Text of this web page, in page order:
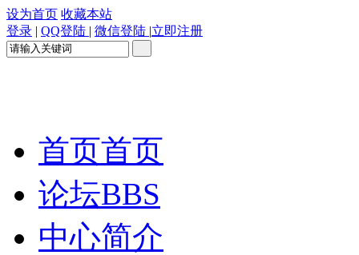
设为首页 收藏本站
登录 | QQ登陆 | 微信登陆 |立即注册
首页首页
论坛BBS
中心简介